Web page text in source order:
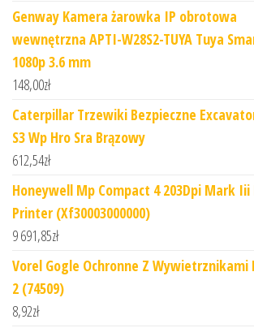
Genway Kamera żarowka IP obrotowa
wewnętrzna APTI-W28S2-TUYA Tuya
1080p 3.6 mm
148,00zł
Caterpillar Trzewiki Bezpieczne
S3 Wp Hro Sra Brązowy
612,54zł
Honeywell Mp Compact 4 203Dpi Mark Iii
Printer (Xf30003000000)
9 691,85zł
Vorel Gogle Ochronne Z Wywietrznikami
2 (74509)
8,92zł